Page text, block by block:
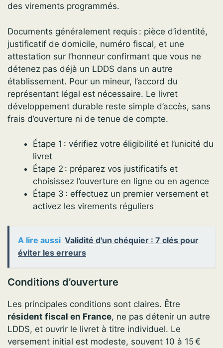
des virements programmés.
Documents généralement requis : pièce d’identité,
justificatif de domicile, numéro fiscal, et une
attestation sur l’honneur confirmant que vous ne
détenez pas déjà un LDDS dans un autre
établissement. Pour un mineur, l’accord du
représentant légal est nécessaire. Le livret
développement durable reste simple d’accès, sans
frais d’ouverture ni de tenue de compte.
Étape 1 : vérifiez votre éligibilité et l’unicité du
livret
Étape 2 : préparez vos justificatifs et
choisissez l’ouverture en ligne ou en agence
Étape 3 : effectuez un premier versement et
activez les virements réguliers
A lire aussi Validité d'un chéquier : 7 clés pour
éviter les erreurs
Conditions d’ouverture
Les principales conditions sont claires. Être
résident fiscal en France, ne pas détenir un autre
LDDS, et ouvrir le livret à titre individuel. Le
versement initial est modeste, souvent 10 à 15 €